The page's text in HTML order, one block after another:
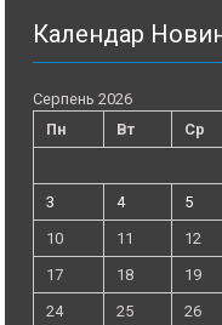
Календар
Серпень 2026
Пн
Вт Ср
3
4 5
10
11 12
17
18 19
24
25 26